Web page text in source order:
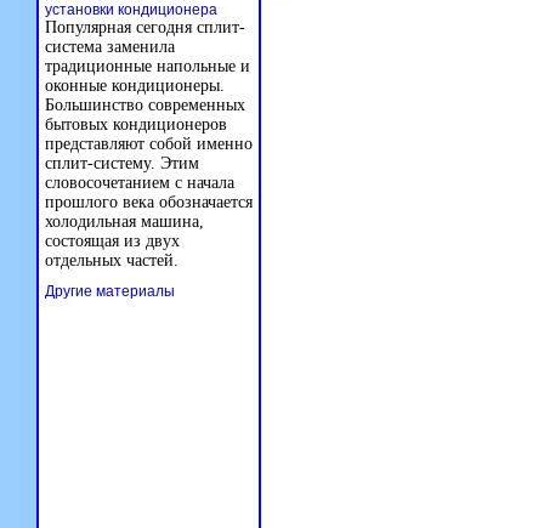
установки кондиционера
Популярная сегодня сплит-
система заменила
традиционные напольные и
оконные кондиционеры.
Большинство современных
бытовых кондиционеров
представляют собой именно
сплит-систему. Этим
словосочетанием с начала
прошлого века обозначается
холодильная машина,
состоящая из двух
отдельных частей.
Другие материалы